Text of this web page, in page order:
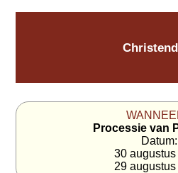
Processie van
Datum:
30
29